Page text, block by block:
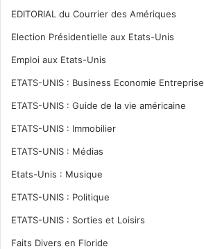
EDITORIAL du Courrier des Amériques
Election Présidentielle aux Etats-Unis
Emploi aux Etats-Unis
ETATS-UNIS : Business Economie Entreprise
ETATS-UNIS : Guide de la vie américaine
ETATS-UNIS : Immobilier
ETATS-UNIS : Médias
Etats-Unis : Musique
ETATS-UNIS : Politique
ETATS-UNIS : Sorties et Loisirs
Faits Divers en Floride